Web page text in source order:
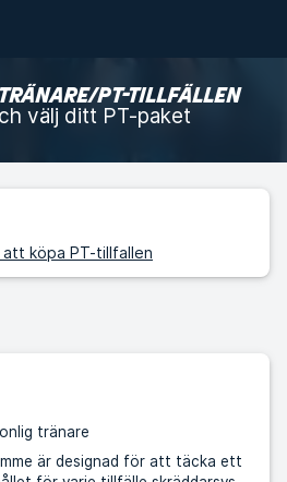
PT-TILLFÄLLEN
välj ditt PT-paket
köpa PT-tillfallen
tränare
är designad för att täcka ett